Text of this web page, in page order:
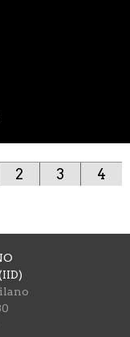
2 3 4